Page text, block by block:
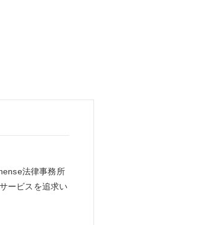
法律事務所
ービスを追求い